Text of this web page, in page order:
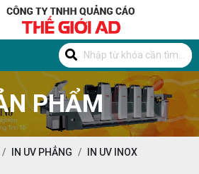
PHẨM
IN UV PHẲNG
IN UV INOX